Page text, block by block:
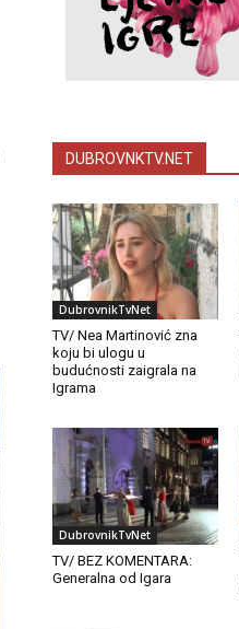
DUBROVNKTV.NET
DubrovnikTvNet
TV/ Nea Martinović zna
koju bi ulogu u
budućnosti zaigrala na
Igrama
DubrovnikTvNet
TV/ BEZ KOMENTARA:
Generalna od Igara